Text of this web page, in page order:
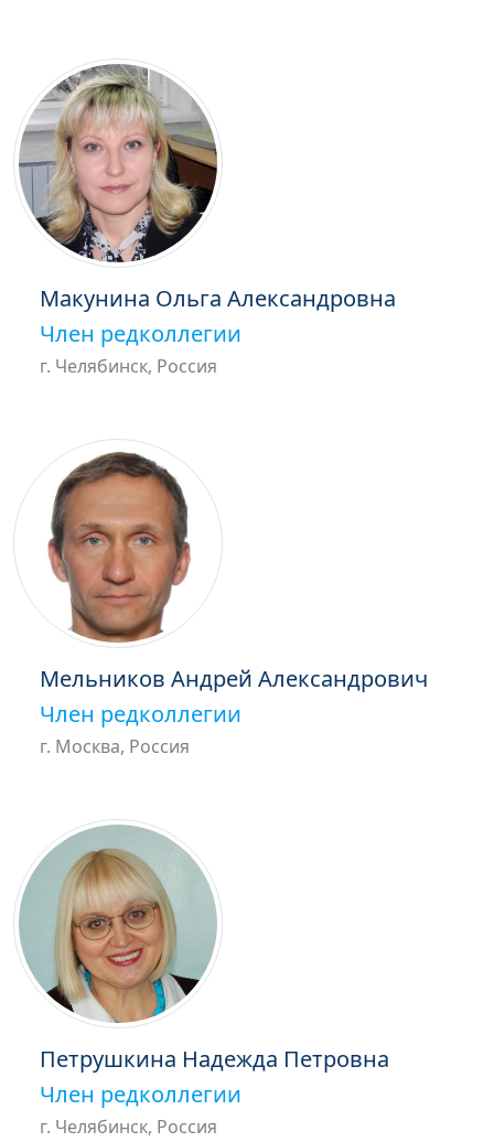
Макунина Ольга Александровна
Член редколлегии
г. Челябинск, Россия
Мельников Андрей Александрович
Член редколлегии
г. Москва, Россия
Петрушкина Надежда Петровна
Член редколлегии
г. Челябинск, Россия